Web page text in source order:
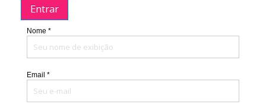
Entrar
Nome *
Email *